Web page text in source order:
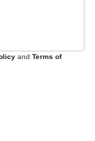
and Terms of